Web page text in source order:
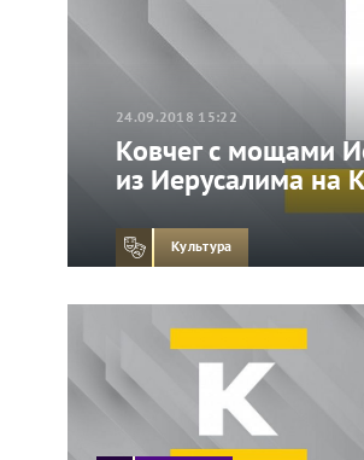
24.09.2018 15:22
Ковчег с мощами
из Иерусалима на
Культура